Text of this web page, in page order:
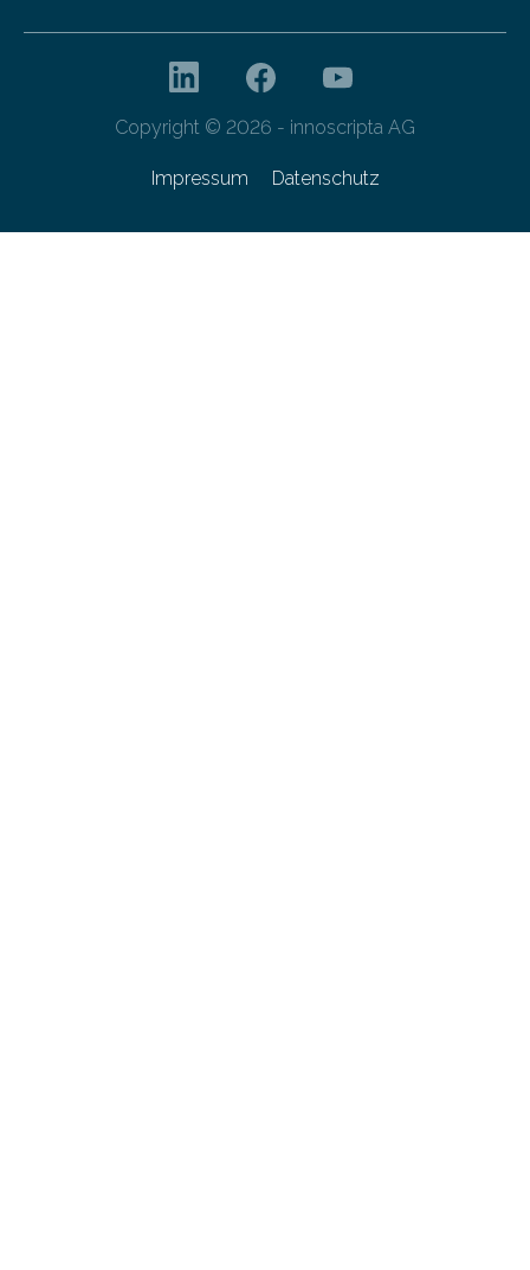
Copyright © 2026 - innoscripta AG
Impressum Datenschutz